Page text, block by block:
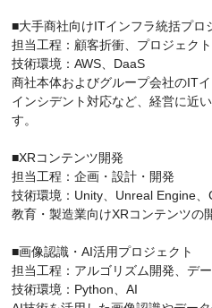
■大手商社向けITインフラ統括プロ
担当工程：顧客折衝、プロジェク
技術環境：AWS、DaaS
商社本体およびグループ会社のIT
インシデント対応など、経営に近
す。
■XRコンテンツ開発
担当工程：企画・設計・開発
技術環境：Unity、Unreal Engine、
教育・製造業向けXRコンテンツの
■画像認識・AI活用プロジェクト
担当工程：アルゴリズム開発、デ
技術環境：Python、AI